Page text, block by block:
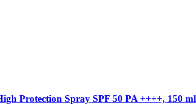
Protection Spray SPF 50 PA ++++, 150 ml